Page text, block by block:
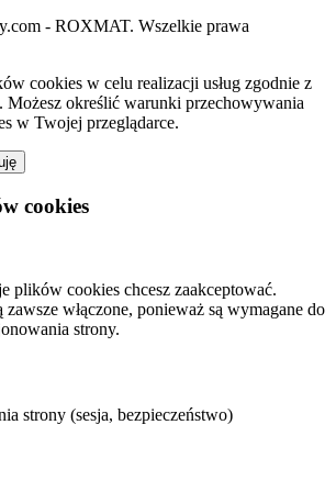
- ROXMAT. Wszelkie prawa
cookies w celu realizacji usług zgodnie z
. Możesz określić warunki przechowywania
w Twojej przeglądarce.
cookies
plików cookies chcesz zaakceptować.
zawsze włączone, ponieważ są wymagane do
strony.
strony (sesja, bezpieczeństwo)